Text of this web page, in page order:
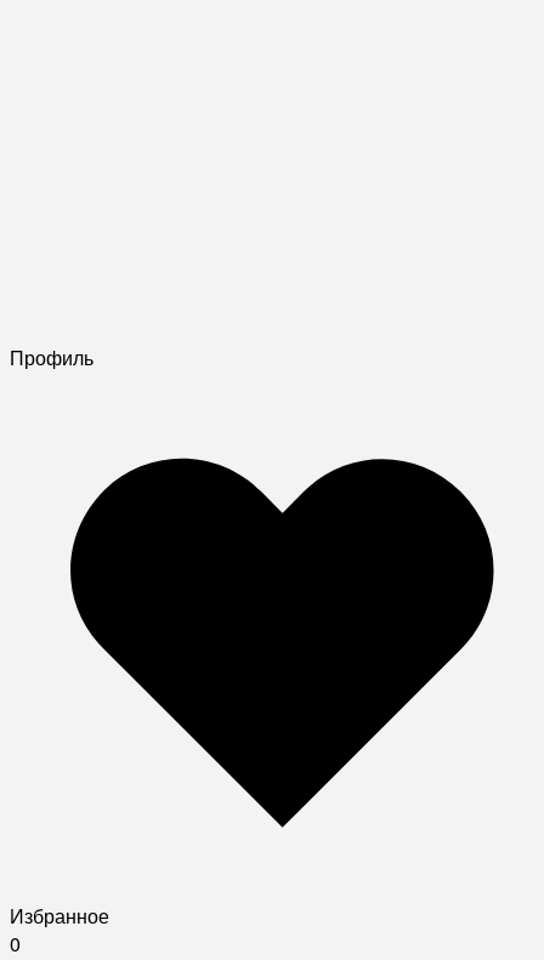
Профиль
Избранное
0